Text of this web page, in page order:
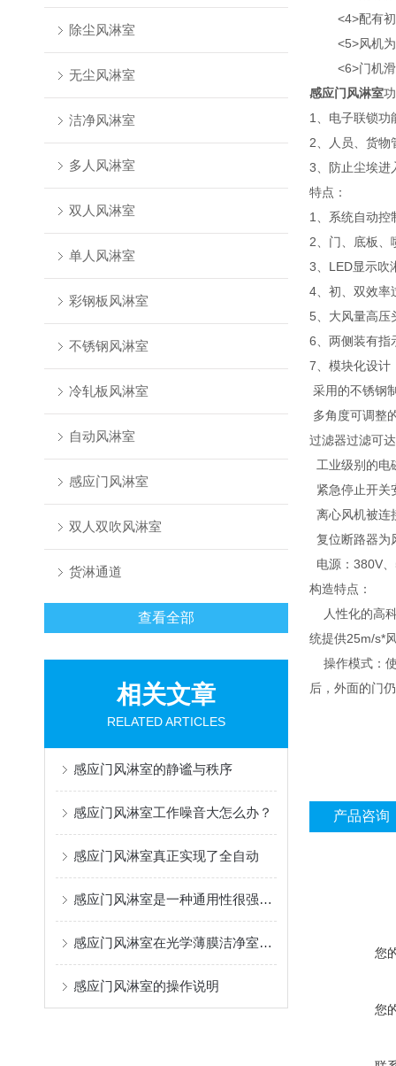
除尘风淋室
无尘风淋室
洁净风淋室
多人风淋室
双人风淋室
单人风淋室
彩钢板风淋室
不锈钢风淋室
冷轧板风淋室
自动风淋室
感应门风淋室
双人双吹风淋室
货淋通道
查看全部
相关文章
RELATED ARTICLES
感应门风淋室的静谧与秩序
感应门风淋室工作噪音大怎么办？
感应门风淋室真正实现了全自动
感应门风淋室是一种通用性很强的局部净化设备
感应门风淋室在光学薄膜洁净室的使用
感应门风淋室的操作说明
<4>配有初
<5>风机为空
<6>门机滑
感应门风淋室
1、电子联锁功
2、人员、货物
3、防止尘埃进
特点：
1、系统自动控
2、门、底板、
3、LED显示吹
4、初、双效率
5、大风量高压
6、两侧装有指
7、模块化设计
采用的不锈钢
多角度可调整
过滤器过滤可
工业级别的电
紧急停止开关
离心风机被连
复位断路器为
电源：380V
构造特点：
人性化的高科
统提供25m/s*
操作模式：使
后，外面的门
产品咨询
您
您